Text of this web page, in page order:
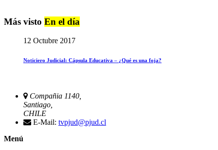
Más visto En el día
12 Octubre 2017
Noticiero Judicial: Cápsula Educativa – ¿Qué es una foja?
Compañia 1140,
Santiago,
CHILE
E-Mail: tvpjud@pjud.cl
Menú